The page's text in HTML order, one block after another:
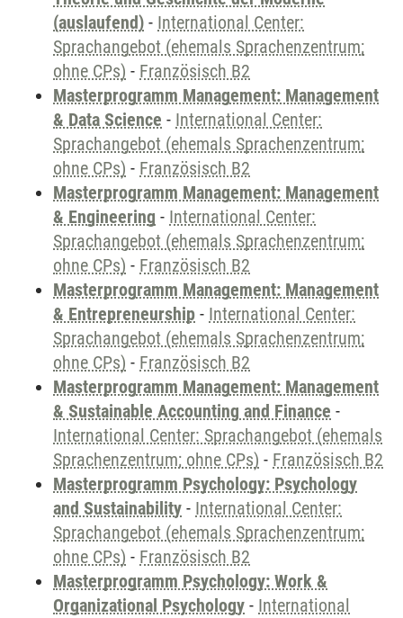
(auslaufend) - International Center:
Sprachangebot (ehemals Sprachenzentrum;
ohne CPs) - Französisch B2
Masterprogramm Management: Management
& Data Science - International Center:
Sprachangebot (ehemals Sprachenzentrum;
ohne CPs) - Französisch B2
Masterprogramm Management: Management
& Engineering - International Center:
Sprachangebot (ehemals Sprachenzentrum;
ohne CPs) - Französisch B2
Masterprogramm Management: Management
& Entrepreneurship - International Center:
Sprachangebot (ehemals Sprachenzentrum;
ohne CPs) - Französisch B2
Masterprogramm Management: Management
& Sustainable Accounting and Finance -
International Center: Sprachangebot (ehemals
Sprachenzentrum; ohne CPs) - Französisch B2
Masterprogramm Psychology: Psychology
and Sustainability - International Center:
Sprachangebot (ehemals Sprachenzentrum;
ohne CPs) - Französisch B2
Masterprogramm Psychology: Work &
Organizational Psychology - International